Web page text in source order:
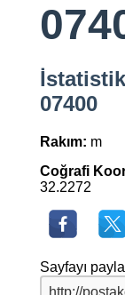
07400
Rakım: m
Coğrafi
32.2272
Sayfayı